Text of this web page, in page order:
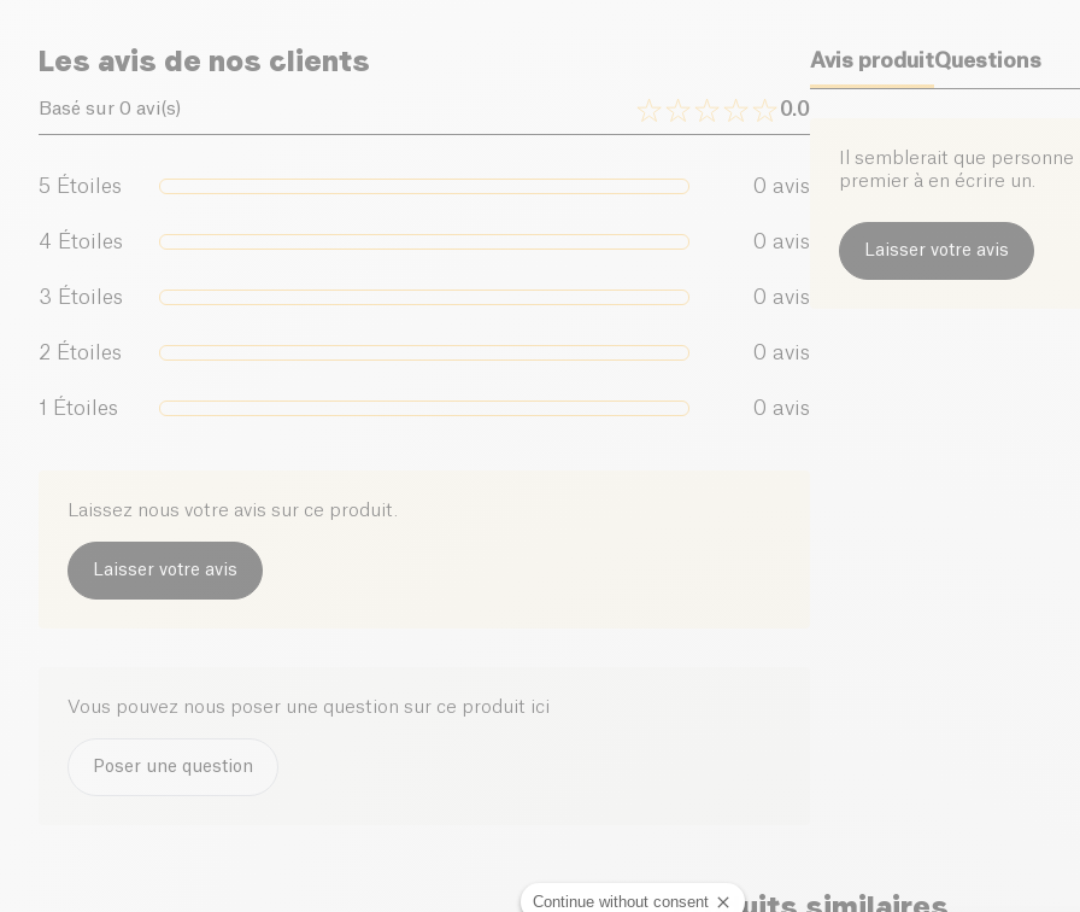
Les avis de nos clients
Basé sur 0 avi(s) 0.0
5 Étoiles 0 avis
4 Étoiles 0 avis
3 Étoiles 0 avis
2 Étoiles 0 avis
1 Étoiles 0 avis
Laissez nous votre avis sur ce produit.
Laisser votre avis
Vous pouvez nous poser une question sur ce produit ici
Poser une question
Avis produitQuestions
Il semblerait que
premier à en écrire un.
Laisser votre avis
Continue without consent